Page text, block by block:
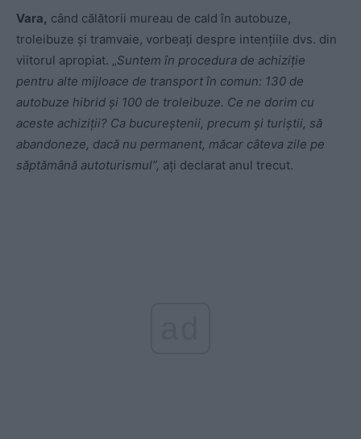
Vara, când călătorii mureau de cald în autobuze,
troleibuze și tramvaie, vorbeați despre intențiile dvs. din
viitorul apropiat. „Suntem în procedura de achiziție
pentru alte mijloace de transport în comun: 130 de
autobuze hibrid şi 100 de troleibuze. Ce ne dorim cu
aceste achiziţii? Ca bucureştenii, precum şi turiştii, să
abandoneze, dacă nu permanent, măcar câteva zile pe
săptămână autoturismul”, ați declarat anul trecut.